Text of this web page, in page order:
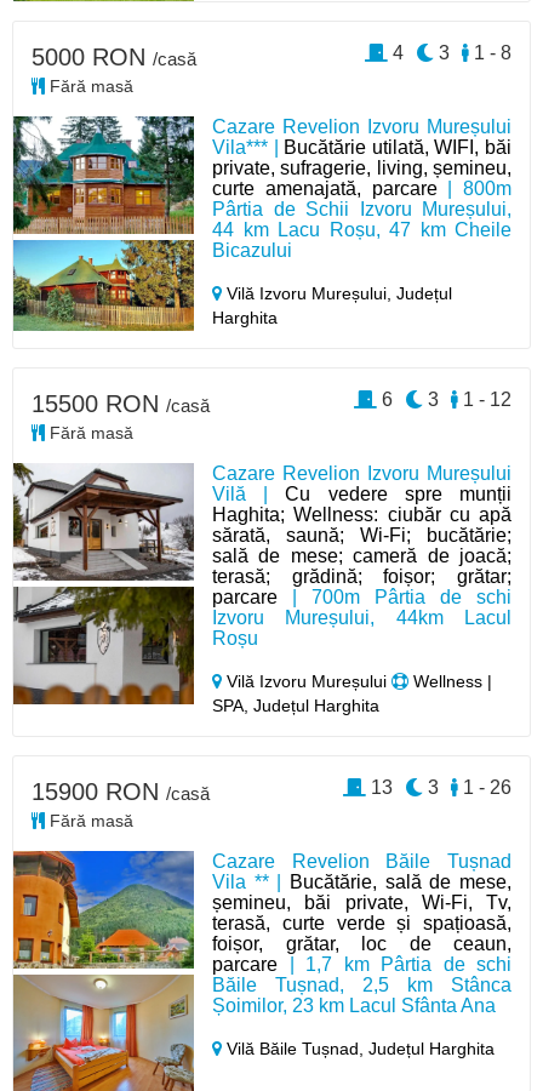
Cazare Revelion Izvoru Mureșului
Vila*** |
Bucătărie utilată, WIFI, băi
private, sufragerie, living, șemineu,
curte amenajată, parcare| 800m
Pârtia de Schii Izvoru Mureșului,
44 km Lacu Roșu, 47 km Cheile
Bicazului
Vilă Izvoru Mureșului,Județul
Harghita
5000 RON /casă
Fără masă
1 - 8
3
4
Cazare Revelion Izvoru Mureșului
Vilă |Cu vedere spre munții
Haghita; Wellness: ciubăr cu apă
sărată, saună; Wi-Fi; bucătărie;
sală de mese; cameră de joacă;
terasă; grădină; foișor; grătar;
parcare | 700m Pârtia de schi
Izvoru Mureșului, 44km Lacul
Roșu
Vilă Izvoru Mureșului
Wellness |
SPA, Județul Harghita
15500 RON /casă
Fără masă
1 - 12
3
6
Cazare Revelion Băile Tușnad
Vila ** |
Bucătărie, sală de mese,
șemineu, băi private, Wi-Fi, Tv,
terasă, curte verde și spațioasă,
foișor, grătar, loc de ceaun,
parcare | 1,7 km Pârtia de schi
Băile Tușnad, 2,5 km Stânca
Șoimilor, 23 km Lacul Sfânta Ana
Vilă Băile Tușnad,Județul Harghita
15900 RON /casă
Fără masă
1 - 26
3
13